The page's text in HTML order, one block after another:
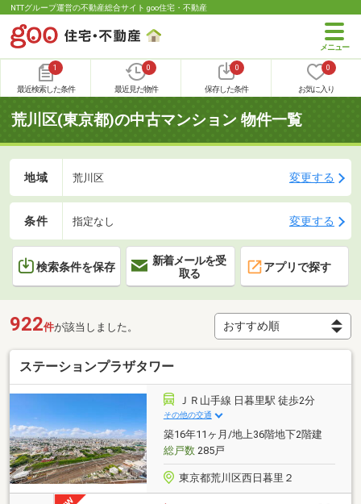
NTTグループ運営の不動産総合サイト goo住宅・不動産
1
最近検索した条件
0
最近見た物件
0
保存した条件
0
お気に入り
荒川区(東京都)の中古マンション 物件一覧
地域 荒川区 変更する
条件 指定なし 変更する
検索条件を保存
新着メールを受
取る
アプリで探す
922件が該当しました。
ステーションプラザタワー
ＪＲ山手線 日暮里駅 徒歩2分
その他の交通
築16年11ヶ月/地上36階地下2階建
総戸数285戸
東京都荒川区西日暮里２